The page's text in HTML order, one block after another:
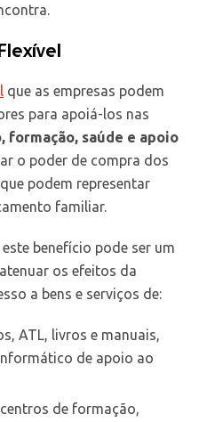
que as empresas podem
para apoiá-los nas
formação, saúde e apoio
o poder de compra dos
podem representar
familiar.
, este benefício pode ser um
os efeitos da
a bens e serviços de:
ATL, livros e manuais,
de apoio ao
de formação,